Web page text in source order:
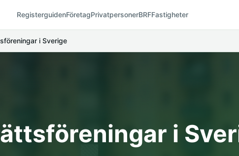
RegisterguidenFöretagPrivatpersonerBRFFastigheter
i Sverige
i